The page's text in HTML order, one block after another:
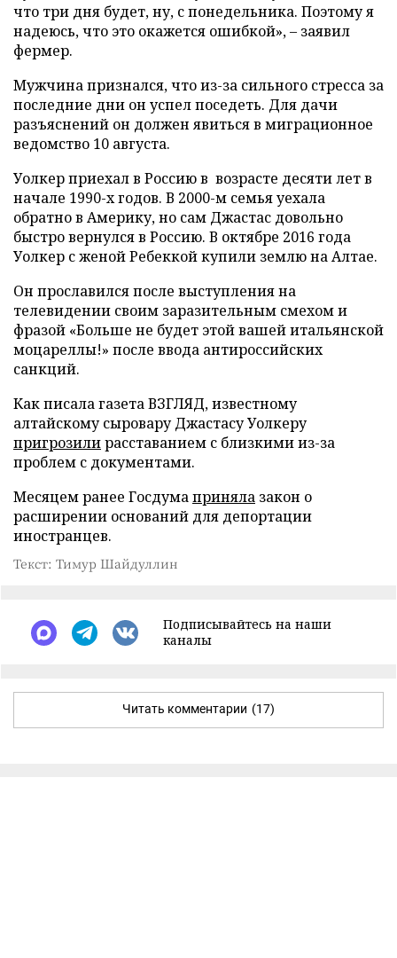
что три дня будет, ну, с понедельника. Поэтому я
надеюсь, что это окажется ошибкой», – заявил
фермер.
Мужчина признался, что из-за сильного стресса за
последние дни он успел поседеть. Для дачи
разъяснений он должен явиться в миграционное
ведомство 10 августа.
Уолкер приехал в Россию в возрасте десяти лет в
начале 1990-х годов. В 2000-м семья уехала
обратно в Америку, но сам Джастас довольно
быстро вернулся в Россию. В октябре 2016 года
Уолкер с женой Ребеккой купили землю на Алтае.
Он прославился после выступления на
телевидении своим заразительным смехом и
фразой «Больше не будет этой вашей итальянской
моцареллы!» после ввода антироссийских
санкций.
Как писала газета ВЗГЛЯД, известному
алтайскому сыровару Джастасу Уолкеру
пригрозилирасставанием с близкими из-за
проблем с документами.
Месяцем ранее Госдумаприняла закон о
расширении оснований для депортации
иностранцев.
Текст: Тимур Шайдуллин
Подписывайтесь на наши
каналы
Читать комментарии (17)